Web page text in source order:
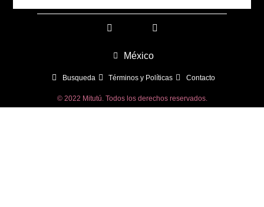
México
Busqueda Términos y Políticas Contacto
© 2022 Mitutú. Todos los derechos reservados.